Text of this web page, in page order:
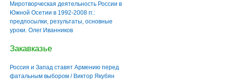
Миротворческая деятельность России в
Южной Осетии в 1992-2008 гг.:
предпосылки, результаты, основные
уроки. Олег Иванников
Закавказье
Россия и Запад ставят Армению перед
фатальным выбором / Виктор Якубян